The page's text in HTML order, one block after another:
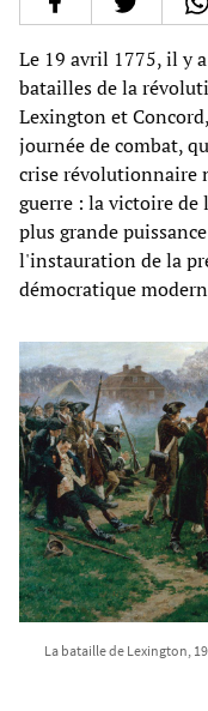
Le 19 avril 1775, il y
batailles de la
Lexington et
journée de combat,
crise révolutionnaire
guerre : la victoire
plus grande
l'instauration de la
démocratique
La bataille de Lexington,